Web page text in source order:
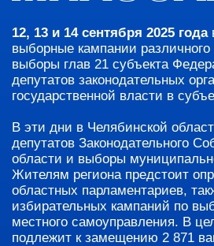
12, 13 и 14 сентября 2025 года
выборные кампании
выборы глав 21 субъекта
депутатов законодательных
государственной власти в
В эти дни в Челябинской
депутатов Законодательного
области и выборы
Жителям региона предстоит
областных парламентариев,
избирательных кампаний по
местного самоуправления. В
подлежит к замещению 2 871